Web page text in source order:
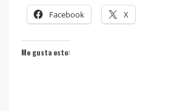
Facebook X
Me gusta esto: